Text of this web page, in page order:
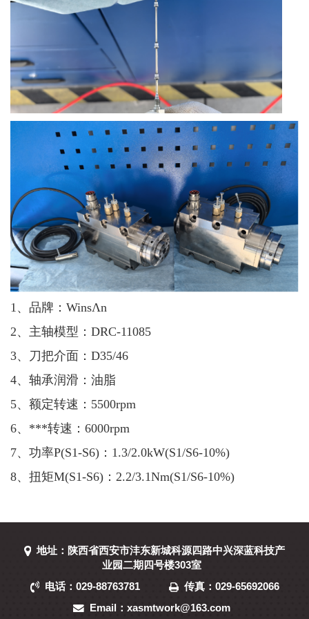
1、品牌：WinsΛn
2、主轴模型：DRC-11085
3、刀把介面：D35/46
4、轴承润滑：油脂
5、额定转速：5500rpm
6、***转速：6000rpm
7、功率P(S1-S6)：1.3/2.0kW(S1/S6-10%)
8、扭矩M(S1-S6)：2.2/3.1Nm(S1/S6-10%)
地址：陕西省西安市沣东新城科源四路中兴深蓝科技产
业园二期四号楼303室
电话：029-88763781
传真：029-65692066
Email：xasmtwork@163.com